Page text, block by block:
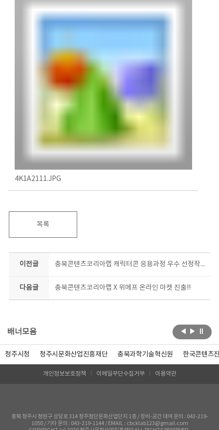
4K1A2111.JPG
목록
이전글 충북콘텐츠코리아랩 캐릭터콘 응용과정 우수 선정작!! 대박!!
다음글 충북콘텐츠코리아랩 X 위메프 온라인 마켓 진출!!
배너모음
청주시청 청주시문화산업진흥재단 충북과학기술혁신원 한국콘텐츠
개인정보보호정책 이메일무단수집거부 이용약관
충북 청주시 청원구 상당로 314 청주첨단문화산업단지 1층 / 장비-공간 대여 문의 : 043-219-
1050 / 기타 문의 : 043-219-1144 / EMAIL : cbcklab123@gmail.com